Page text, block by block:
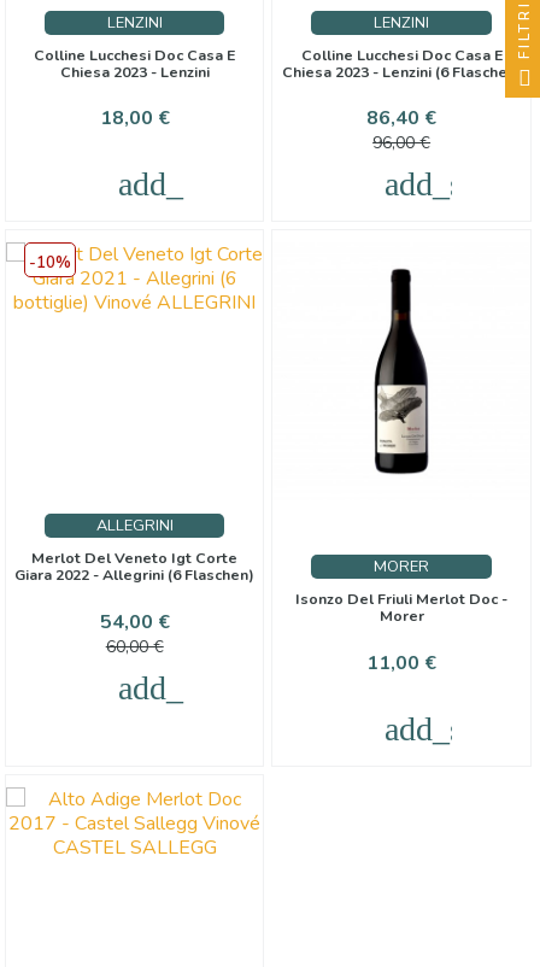
LENZINI
Colline Lucchesi Doc Casa E
Chiesa 2023 - Lenzini
Preis
18,00 €
add_shopping_cart
LENZINI
Colline Lucchesi Doc Casa E
Chiesa 2023 - Lenzini (6 Flaschen)
Preis
86,40 €
96,00 €
ALLEGRINI
Merlot Del Veneto Igt Corte
Giara 2022 - Allegrini (6 Flaschen)
Preis
54,00 €Verkaufspreis
60,00 €
add_shopping_cart
-10%
MORER
Isonzo Del Friuli Merlot Doc -
Morer
Preis
11,00 €
FILTRI